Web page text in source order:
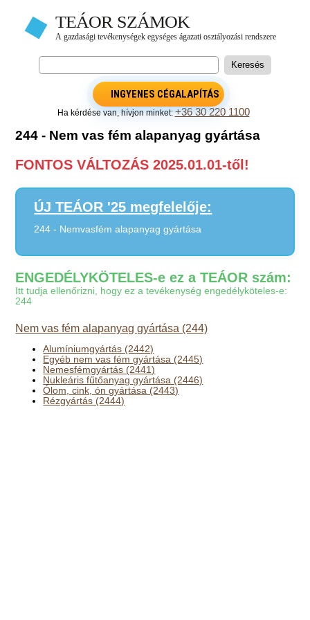
INGYENES CÉGALAPÍTÁS
Ha kérdése van, hívjon minket: +36 30 220 1100
244 - Nem vas fém alapanyag gyártása
FONTOS VÁLTOZÁS 2025.01.01-től!
ÚJ TEÁOR '25 megfelelője:
244 - Nemvasfém alapanyag gyártása
ENGEDÉLYKÖTELES-e ez a TEÁOR szám:
Itt tudja ellenőrizni, hogy ez a tevékenység engedélyköteles-e:
244
Nem vas fém alapanyag gyártása (244)
Alumíniumgyártás (2442)
Egyéb nem vas fém gyártása (2445)
Nemesfémgyártás (2441)
Nukleáris fűtőanyag gyártása (2446)
Ólom, cink, ón gyártása (2443)
Rézgyártás (2444)